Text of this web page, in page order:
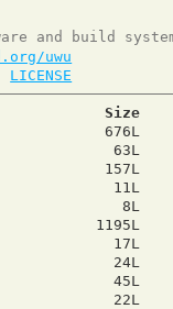
and build
uwu
LICENSE
Size
676L
63L
157L
11L
8L
1195L
17L
24L
45L
22L